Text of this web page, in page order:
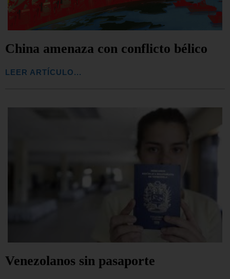
China amenaza con conflicto bélico
LEER ARTÍCULO...
Venezolanos sin pasaporte